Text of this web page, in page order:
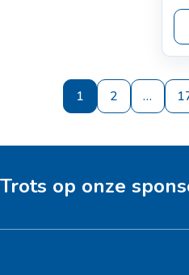
1 2 …
Trots op onze